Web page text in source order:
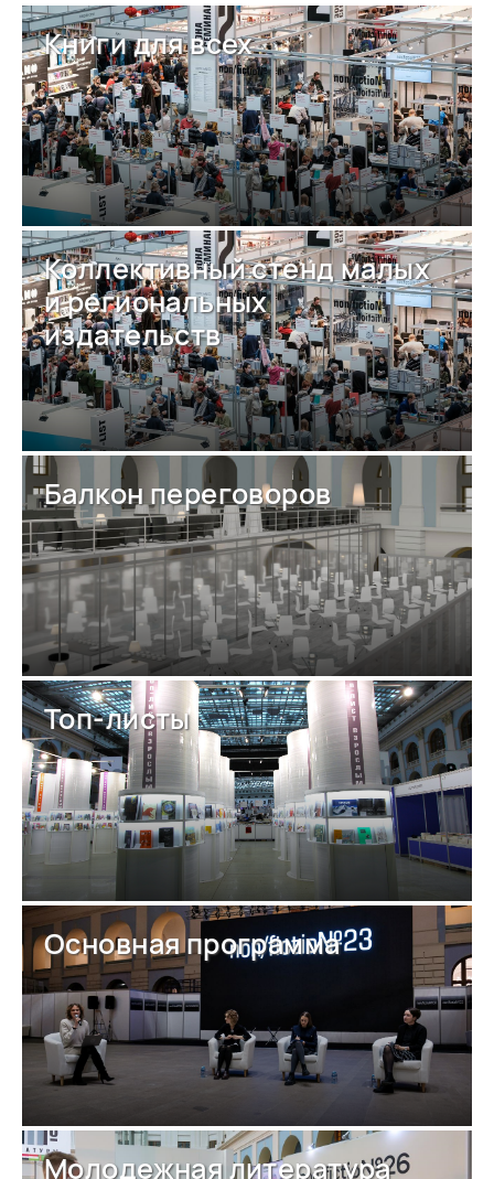
Книги для всех
Коллективный стенд малых
и региональных
издательств
Балкон переговоров
Топ-листы
Основная программа
Молодежная литература